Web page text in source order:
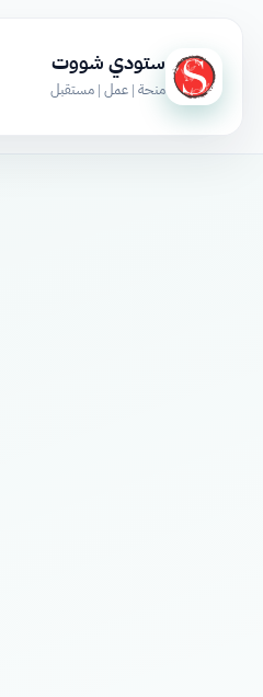
ستودي شووت
منحة | عمل | مستقبل